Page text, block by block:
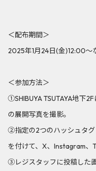
＜配布期間＞
2025年1月24日(金)12:00～
＜参加方法＞
①SHIBUYA TSUTAYA地下
の展開写真を撮影。
②指定の2つのハッシュタ
を付けて、X、Instagram、
③レジスタッフに投稿した